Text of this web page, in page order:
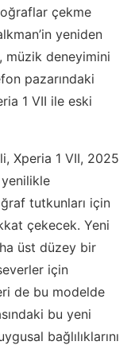
çekme
yeniden
müzik deneyimini
pazarındaki
1 VII ile eski
Xperia 1 VII, 2025
yenilikle
tutkunları için
çekecek. Yeni
üst düzey bir
için
de bu modelde
bu yeni
bağlılıklarını